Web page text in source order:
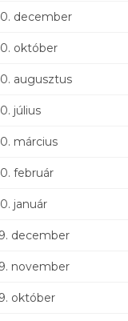
december
október
augusztus
július
március
február
január
december
november
október